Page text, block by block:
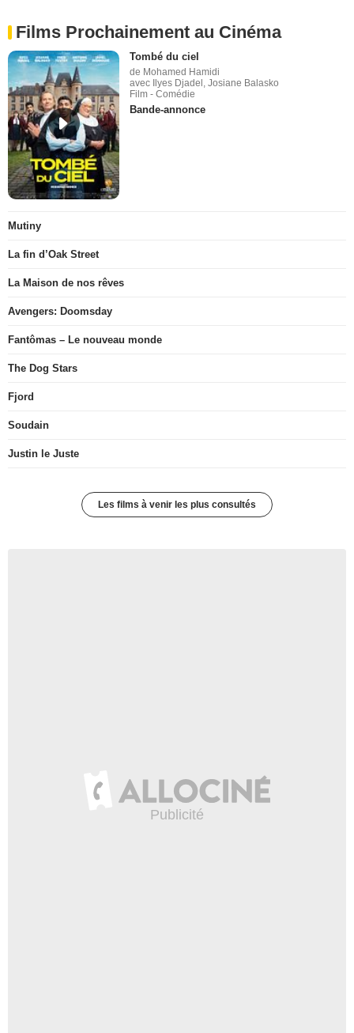
Films Prochainement au Cinéma
Tombé du ciel
de Mohamed Hamidi
avec Ilyes Djadel, Josiane Balasko
Film - Comédie
Bande-annonce
Mutiny
La fin d’Oak Street
La Maison de nos rêves
Avengers: Doomsday
Fantômas – Le nouveau monde
The Dog Stars
Fjord
Soudain
Justin le Juste
Les films à venir les plus consultés